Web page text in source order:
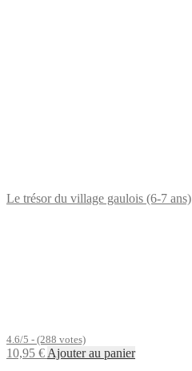
Le trésor du village gaulois (6-7 ans)
4.6/5 - (288 votes)
10,95 €Ajouter au panier